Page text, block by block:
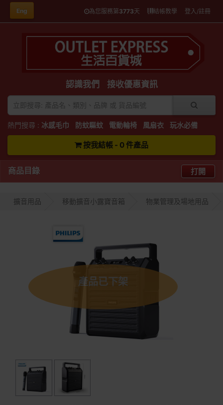
Eng 為您服務第3773天 結帳教學 登入/註冊
認識我們 接收優惠資訊
熱門搜尋 : 冰感毛巾 防蚊驅蚊 電動輪椅 風扇衣 玩水必備
按我結帳 - 0 件產品
商品目錄 打開
擴音用品 移動擴音小露寶音箱 物業管理及場地用品
產品已下架